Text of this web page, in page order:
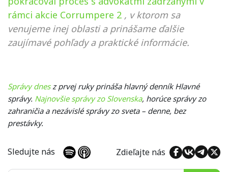
rámci akcie Corrumpere 2 , v ktorom sa
venujeme inej oblasti a prinášame ďalšie
zaujímavé pohľady a praktické informácie.
Správy dnesz prvej ruky prináša hlavný denník Hlavné
správy. Najnovšie správy zo Slovenska, horúce správy zo
zahraničia a nezávislé správy zo sveta – denne, bez
prestávky.
Sledujte nás Zdieľajte nás